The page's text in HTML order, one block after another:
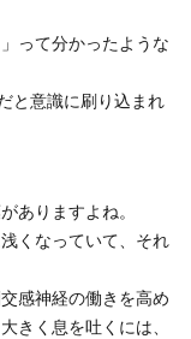
って分かったような
と意識に刷り込まれ
ありますよね。
くなっていて、それ
感神経の働きを高め
きく息を吐くには、